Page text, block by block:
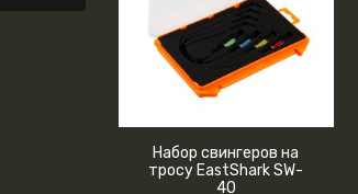
Набор свингеров на
тросу EastShark SW-
40